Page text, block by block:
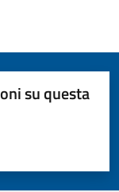
su questa